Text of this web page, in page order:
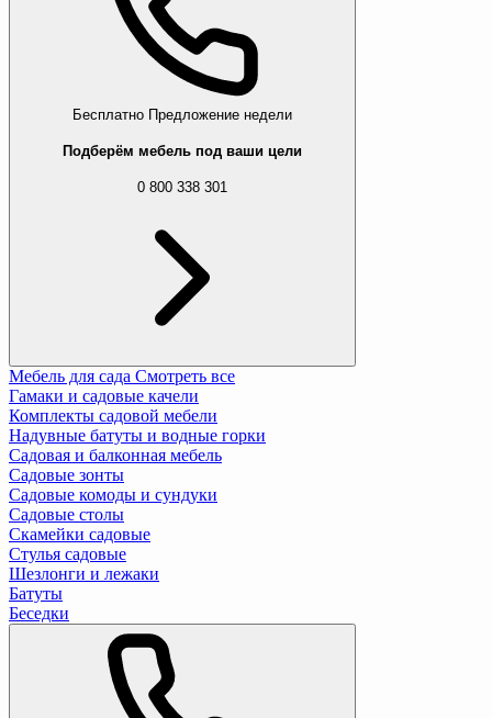
Бесплатно Предложение недели
Подберём мебель под ваши цели
0 800 338 301
Мебель для сада Смотреть все
Гамаки и садовые качели
Комплекты садовой мебели
Надувные батуты и водные горки
Садовая и балконная мебель
Садовые зонты
Садовые комоды и сундуки
Садовые столы
Скамейки садовые
Стулья садовые
Шезлонги и лежаки
Батуты
Беседки